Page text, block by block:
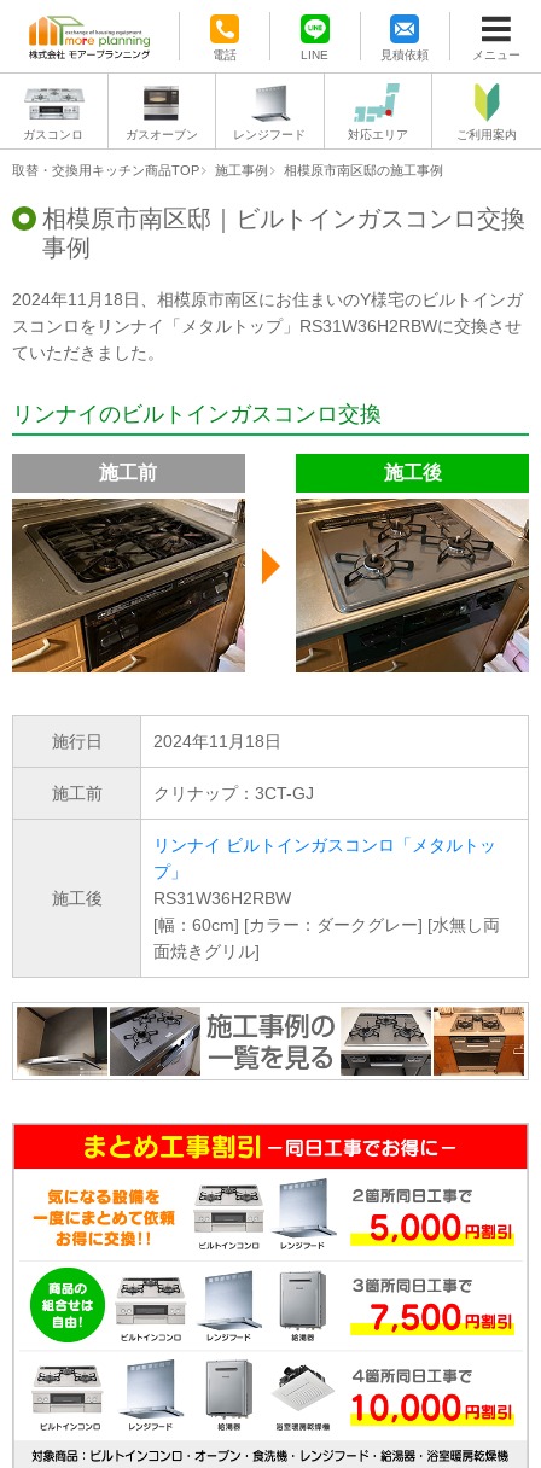
電話 LINE 見積依頼 メニュー
ガスコンロ ガスオーブン レンジフード 対応エリア ご利用案内
取替・交換用キッチン商品TOP 施工事例 相模原市南区邸の施工事例
相模原市南区邸｜ビルトインガスコンロ交換
事例
2024年11月18日、相模原市南区にお住まいのY様宅のビルトインガ
スコンロをリンナイ「メタルトップ」RS31W36H2RBWに交換させ
ていただきました。
リンナイのビルトインガスコンロ交換
施工前 施工後
施行日 2024年11月18日
施工前 クリナップ：3CT-GJ
施工後
リンナイ ビルトインガスコンロ「メタルトッ
プ」
RS31W36H2RBW
[幅：60cm] [カラー：ダークグレー] [水無し両
面焼きグリル]